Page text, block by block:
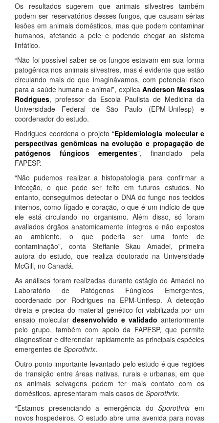
Os resultados sugerem que animais silvestres também
podem ser reservatórios desses fungos, que causam sérias
lesões em animais domésticos, mas que podem contaminar
humanos, afetando a pele e podendo chegar ao sistema
linfático.
“Não foi possível saber se os fungos estavam em sua forma
patogênica nos animais silvestres, mas é evidente que estão
circulando mais do que imaginávamos, com potencial risco
para a saúde humana e animal”, explica Anderson Messias
Rodrigues, professor da Escola Paulista de Medicina da
Universidade Federal de São Paulo (EPM-Unifesp) e
coordenador do estudo.
Rodrigues coordena o projeto “Epidemiologia molecular e
perspectivas genômicas na evolução e propagação de
patógenos fúngicos emergentes”, financiado pela
FAPESP.
“Não pudemos realizar a histopatologia para confirmar a
infecção, o que pode ser feito em futuros estudos. No
entanto, conseguimos detectar o DNA do fungo nos tecidos
internos, como fígado e coração, o que é um indício de que
ele está circulando no organismo. Além disso, só foram
avaliados órgãos anatomicamente íntegros e não expostos
ao ambiente, o que poderia ser uma fonte de
contaminação”, conta Steffanie Skau Amadei, primeira
autora do estudo, que realiza doutorado na Universidade
McGill, no Canadá.
As análises foram realizadas durante estágio de Amadei no
Laboratório de Patógenos Fúngicos Emergentes,
coordenado por Rodrigues na EPM-Unifesp. A detecção
direta e precisa do material genético foi viabilizada por um
ensaio molecular desenvolvido e validado anteriormente
pelo grupo, também com apoio da FAPESP, que permite
diagnosticar e diferenciar rapidamente as principais espécies
emergentes de Sporothrix.
Outro ponto importante levantado pelo estudo é que regiões
de transição entre áreas nativas, rurais e urbanas, em que
os animais selvagens podem ter mais contato com os
domésticos, apresentaram mais casos de Sporothrix.
“Estamos presenciando a emergência doSporothrixem
novos hospedeiros. O estudo abre uma avenida para novas